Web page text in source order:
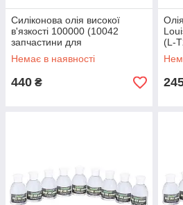
Силіконова олія високої
в'язкості 100000 (10042
запчастини для
радіокерованих моделей
Himoto)
Немає в наявності
440 ₴
(L-